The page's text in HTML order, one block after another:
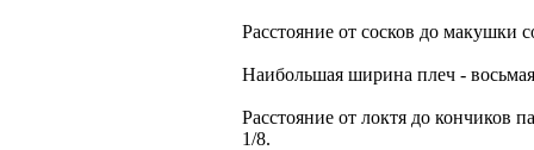
Расстояние от сосков до макушки
Наибольшая ширина плеч - восьмая
Расстояние от локтя до кончиков
1/8.